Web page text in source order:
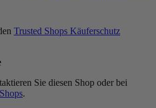
Trusted Shops Käuferschutz
Sie diesen Shop oder bei
.